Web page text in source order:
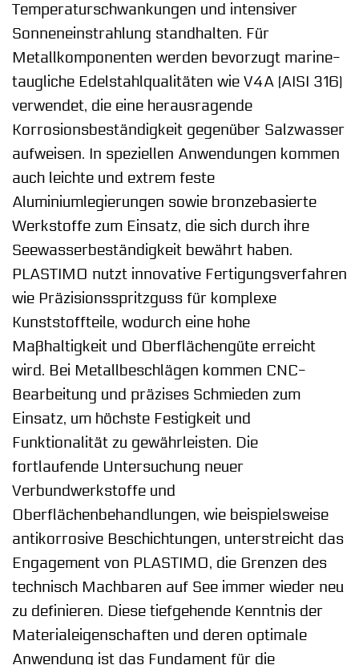
Temperaturschwankungen und intensiver
Sonneneinstrahlung standhalten. Für
Metallkomponenten werden bevorzugt marine-
taugliche Edelstahlqualitäten wie V4A (AISI 316)
verwendet, die eine herausragende
Korrosionsbeständigkeit gegenüber Salzwasser
aufweisen. In speziellen Anwendungen kommen
auch leichte und extrem feste
Aluminiumlegierungen sowie bronzebasierte
Werkstoffe zum Einsatz, die sich durch ihre
Seewasserbeständigkeit bewährt haben.
PLASTIMO nutzt innovative Fertigungsverfahren
wie Präzisionsspritzguss für komplexe
Kunststoffteile, wodurch eine hohe
Maßhaltigkeit und Oberflächengüte erreicht
wird. Bei Metallbeschlägen kommen CNC-
Bearbeitung und präzises Schmieden zum
Einsatz, um höchste Festigkeit und
Funktionalität zu gewährleisten. Die
fortlaufende Untersuchung neuer
Verbundwerkstoffe und
Oberflächenbehandlungen, wie beispielsweise
antikorrosive Beschichtungen, unterstreicht das
Engagement von PLASTIMO, die Grenzen des
technisch Machbaren auf See immer wieder neu
zu definieren. Diese tiefgehende Kenntnis der
Materialeigenschaften und deren optimale
Anwendung ist das Fundament für die